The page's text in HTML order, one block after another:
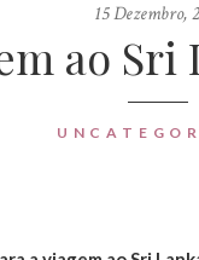
15 Dezembro,
ao Sri